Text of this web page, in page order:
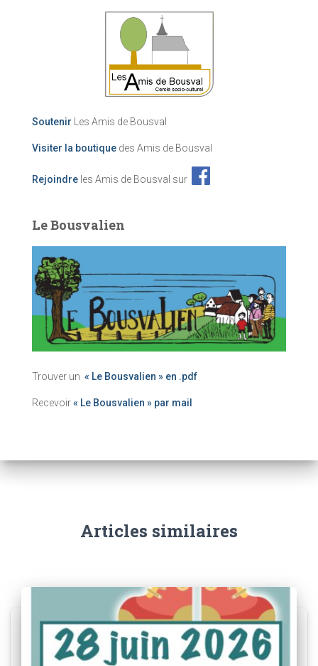
Soutenir Les Amis de Bousval
Visiter la boutique des Amis de Bousval
Rejoindre les Amis de Bousval sur
Le Bousvalien
Trouver un « Le Bousvalien » en .pdf
Recevoir« Le Bousvalien » par mail
Articles similaires